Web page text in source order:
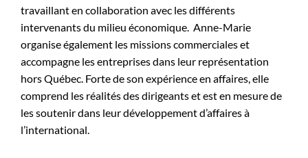
travaillant en collaboration avec les différents
intervenants du milieu économique. Anne-Marie
organise également les missions commerciales et
accompagne les entreprises dans leur représentation
hors Québec. Forte de son expérience en affaires, elle
comprend les réalités des dirigeants et est en mesure de
les soutenir dans leur développement d’affaires à
l’international.